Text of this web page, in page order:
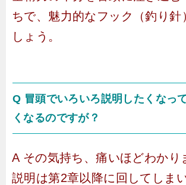
ちで、魅力的なフック（釣り針
しょう。
Q 冒頭でいろいろ説明したくなっ
くなるのですが？
A その気持ち、痛いほどわかり
説明は第2章以降に回してしま